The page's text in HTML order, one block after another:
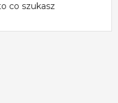
co szukasz